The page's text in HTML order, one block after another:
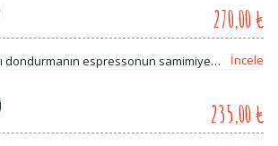
270,00 ₺
dondurmanın espressonun samimiyeti
İncele
235,00 ₺